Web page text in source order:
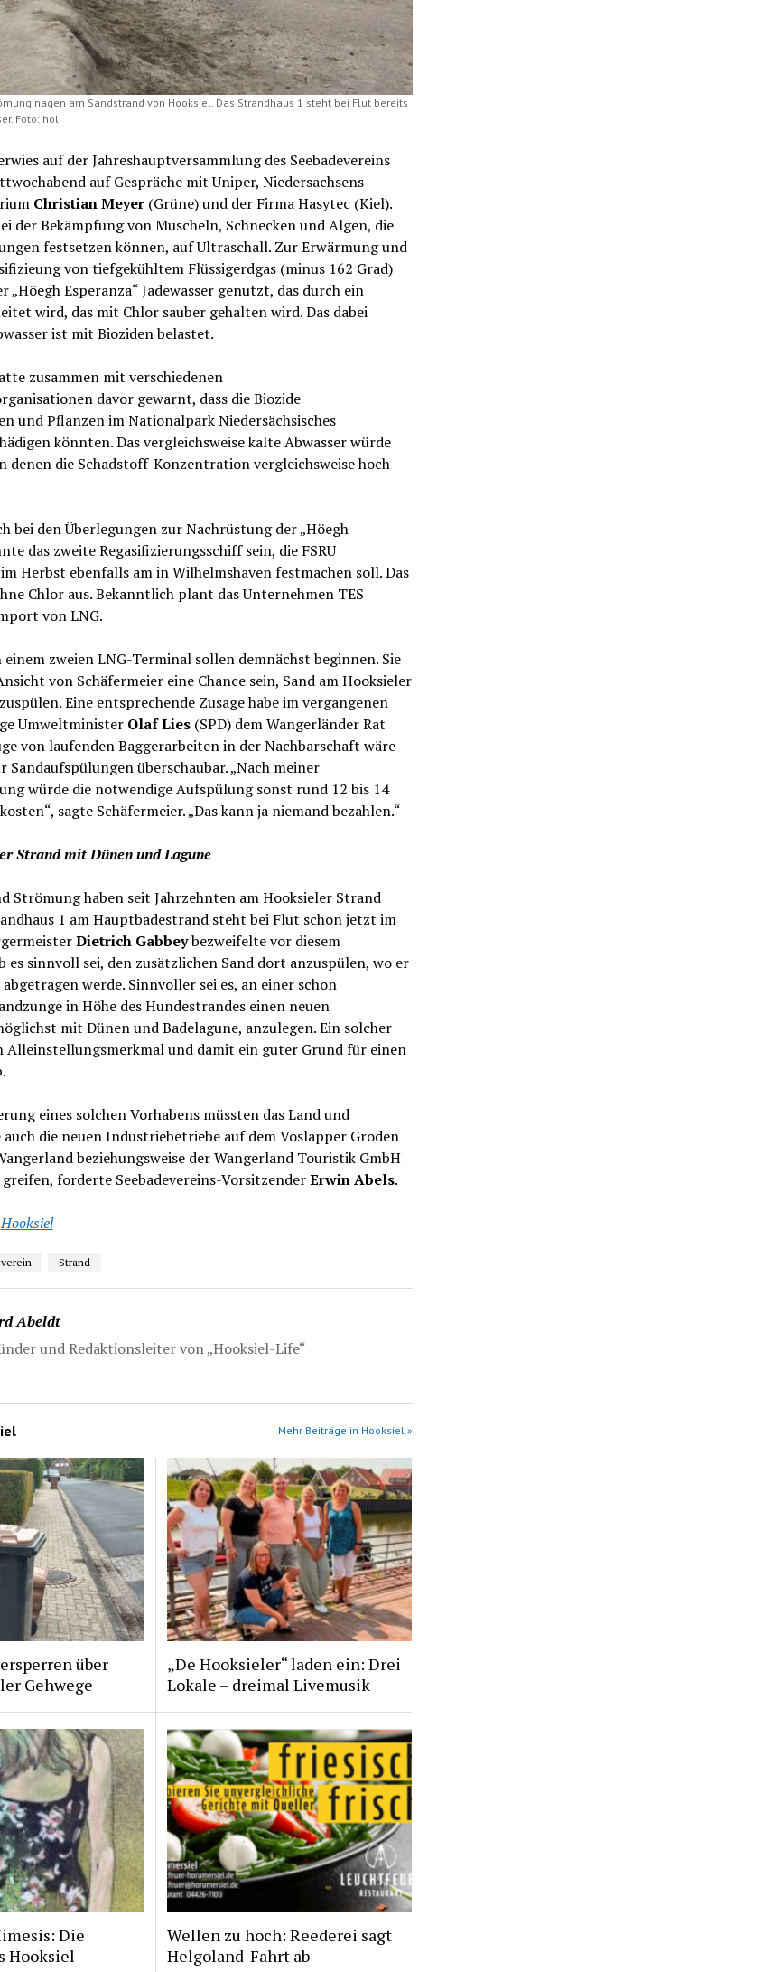
nagen am Sandstrand von Hooksiel. Das Strandhaus 1 steht bei Flut bereits
Foto: hol
auf der Jahreshauptversammlung des Seebadevereins
auf Gespräche mit Uniper, Niedersachsens
Christian Meyer (Grüne) und der Firma Hasytec (Kiel).
der Bekämpfung von Muscheln, Schnecken und Algen, die
festsetzen können, auf Ultraschall. Zur Erwärmung und
von tiefgekühltem Flüssigerdgas (minus 162 Grad)
„Höegh Esperanza“ Jadewasser genutzt, das durch ein
wird, das mit Chlor sauber gehalten wird. Das dabei
ist mit Bioziden belastet.
zusammen mit verschiedenen
davor gewarnt, dass die Biozide
und Pflanzen im Nationalpark Niedersächsisches
könnten. Das vergleichsweise kalte Abwasser würde
denen die Schadstoff-Konzentration vergleichsweise hoch
bei den Überlegungen zur Nachrüstung der „Höegh
das zweite Regasifizierungsschiff sein, die FSRU
im Herbst ebenfalls am in Wilhelmshaven festmachen soll. Das
Chlor aus. Bekanntlich plant das Unternehmen TES
von LNG.
zweien LNG-Terminal sollen demnächst beginnen. Sie
von Schäfermeier eine Chance sein, Sand am Hooksieler
Eine entsprechende Zusage habe im vergangenen
UmweltministerOlaf Lies (SPD) dem Wangerländer Rat
von laufenden Baggerarbeiten in der Nachbarschaft wäre
Sandaufspülungen überschaubar. „Nach meiner
würde die notwendige Aufspülung sonst rund 12 bis 14
sagte Schäfermeier. „Das kann ja niemand bezahlen.“
Strand mit Dünen und Lagune
Strömung haben seit Jahrzehnten am Hooksieler Strand
1 am Hauptbadestrand steht bei Flut schon jetzt im
Dietrich Gabbeybezweifelte vor diesem
es sinnvoll sei, den zusätzlichen Sand dort anzuspülen, wo er
werde. Sinnvoller sei es, an einer schon
in Höhe des Hundestrandes einen neuen
mit Dünen und Badelagune, anzulegen. Ein solcher
Alleinstellungsmerkmal und damit ein guter Grund für einen
eines solchen Vorhabens müssten das Land und
die neuen Industriebetriebe auf dem Voslapper Groden
beziehungsweise der Wangerland Touristik GmbH
forderte Seebadevereins-VorsitzenderErwin Abels.
Hooksiel
Strand
Abeldt
und Redaktionsleiter von „Hooksiel-Life“
Mehr Beiträge in Hooksiel »
über
Gehwege
„De Hooksieler“ laden ein: Drei
Lokale – dreimal Livemusik
Die
Hooksiel
Wellen zu hoch: Reederei sagt
Helgoland-Fahrt ab